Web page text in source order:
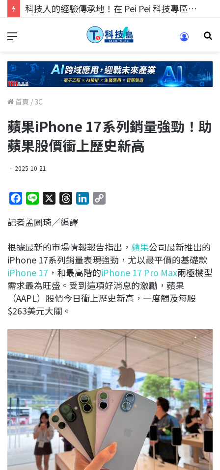
科技人的經驗傳承地！在 Pei Pei 科技專區，與學弟妹交流最硬核的技術
首頁 / 3C
蘋果iPhone 17系列銷量強勁！助
蘋果股價衝上歷史新高
2025-10-21
c
b
o
o
k
n
r
a
d
s
e
d
I
n
L
i
n
k
記者孟圓琦／編譯
根據最新的市場情報報告指出， 蘋果公司最新推出的
iPhone 17系列銷量表現強勁，尤以最平價的基礎款
iPhone 17 ，和最高階的iPhone 17 Pro Max兩極機型
需求最為旺盛。受到這項好消息的激勵，蘋果
（AAPL）股價今日衝上歷史新高，一度觸及每股
$263美元大關。